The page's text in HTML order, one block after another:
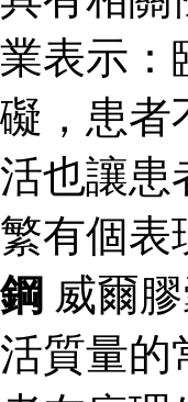
業表示：
礙，患者
活也讓患
繁有個表
鋼 威爾
活質量的